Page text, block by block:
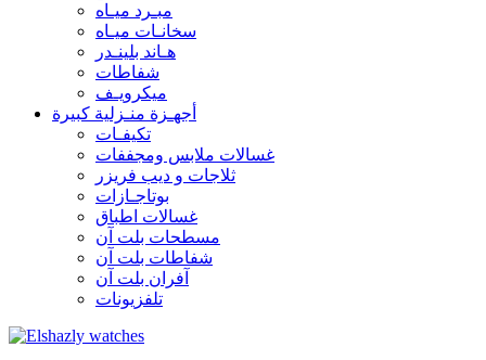
مبـرد ميـاه
سخانـات ميـاه
هـاند بلينـدر
شفاطات
ميكرويـف
أجهـزة منـزلية كبيرة
تكيفـات
غسالات ملابس ومجففات
ثلاجات و ديب فريزر
بوتاجـازات
غسالات اطباق
مسطحات بلت آن
شفاطات بلت آن
آفران بلت آن
تلفزيونات